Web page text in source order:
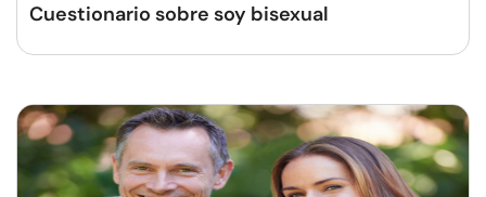
Cuestionario sobre soy bisexual